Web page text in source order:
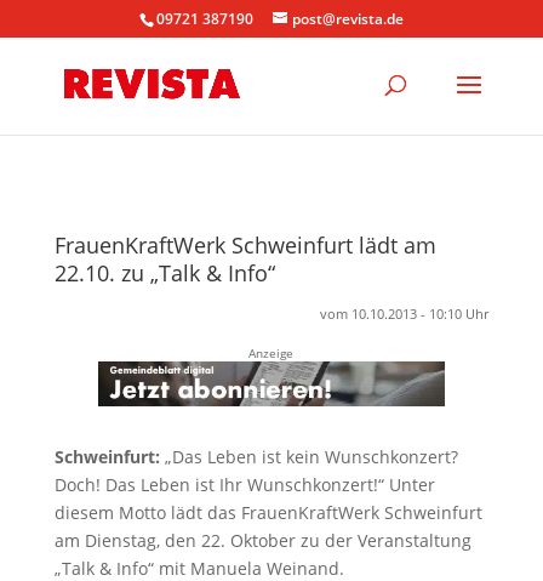
09721 387190 post@revista.de
FrauenKraftWerk Schweinfurt lädt am
22.10. zu „Talk & Info“
vom 10.10.2013 - 10:10 Uhr
Anzeige
Schweinfurt: „Das Leben ist kein Wunschkonzert?
Doch! Das Leben ist Ihr Wunschkonzert!“ Unter
diesem Motto lädt das FrauenKraftWerk Schweinfurt
am Dienstag, den 22. Oktober zu der Veranstaltung
„Talk & Info“ mit Manuela Weinand.